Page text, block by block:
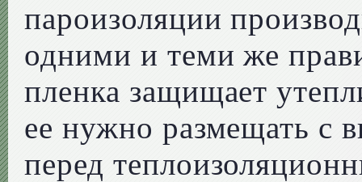
пароизоляции
одними и теми же
пленка защищает
ее нужно размещать с
перед